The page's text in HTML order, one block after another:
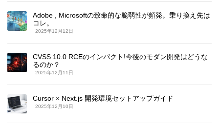
Adobe , Microsoftの致命的な脆弱性が頻発。乗り換え先は
コレ。
2025年12月12日
CVSS 10.0 RCEのインパクト!今後のモダン開発はどうな
るのか？
2025年12月11日
Cursor × Next.js 開発環境セットアップガイド
2025年12月10日